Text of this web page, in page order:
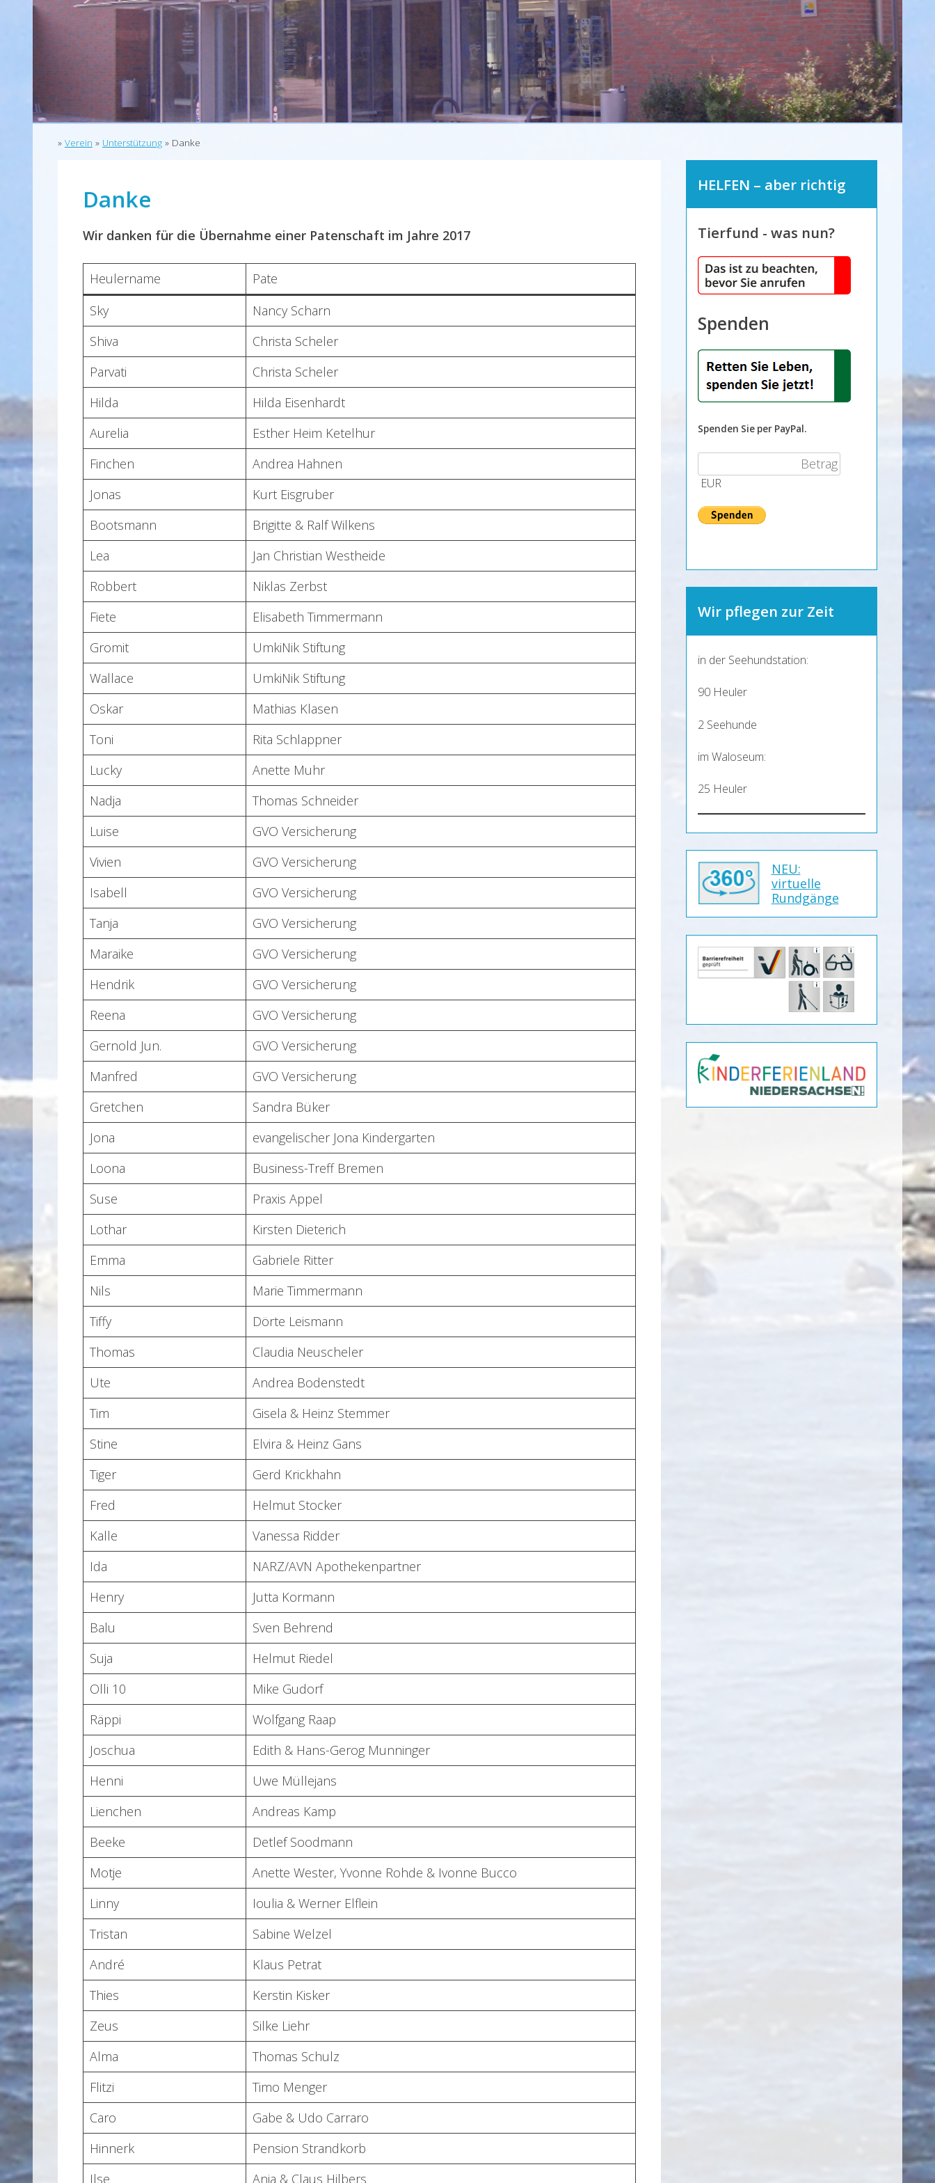
» Verein » Unterstützung » Danke
Danke
Wir danken für die Übernahme einer Patenschaft im Jahre 2017
Heulername
Pate
Sky
Nancy Scharn
Shiva
Christa Scheler
Parvati
Christa Scheler
Hilda
Hilda Eisenhardt
Aurelia
Esther Heim Ketelhur
Finchen
Andrea Hahnen
Jonas
Kurt Eisgruber
Bootsmann
Brigitte & Ralf Wilkens
Lea
Jan Christian Westheide
Robbert
Niklas Zerbst
Fiete
Elisabeth Timmermann
Gromit
UmkiNik Stiftung
Wallace
UmkiNik Stiftung
Oskar
Mathias Klasen
Toni
Rita Schlappner
Lucky
Anette Muhr
Nadja
Thomas Schneider
Luise
GVO Versicherung
Vivien
GVO Versicherung
Isabell
GVO Versicherung
Tanja
GVO Versicherung
Maraike
GVO Versicherung
Hendrik
GVO Versicherung
Reena
GVO Versicherung
Gernold Jun.
GVO Versicherung
Manfred
GVO Versicherung
Gretchen
Sandra Büker
Jona
evangelischer Jona Kindergarten
Loona
Business-Treff Bremen
Suse
Praxis Appel
Lothar
Kirsten Dieterich
Emma
Gabriele Ritter
Nils
Marie Timmermann
Tiffy
Dörte Leismann
Thomas
Claudia Neuscheler
Ute
Andrea Bodenstedt
Tim
Gisela & Heinz Stemmer
Stine
Elvira & Heinz Gans
Tiger
Gerd Krickhahn
Fred
Helmut Stocker
Kalle
Vanessa Ridder
Ida
NARZ/AVN Apothekenpartner
Henry
Jutta Kormann
Balu
Sven Behrend
Suja
Helmut Riedel
Olli 10
Mike Gudorf
Räppi
Wolfgang Raap
Joschua
Edith & Hans-Gerog Munninger
Henni
Uwe Müllejans
Lienchen
Andreas Kamp
Beeke
Detlef Soodmann
Motje
Anette Wester, Yvonne Rohde & Ivonne Bucco
Linny
Ioulia & Werner Elflein
Tristan
Sabine Welzel
André
Klaus Petrat
Thies
Kerstin Kisker
Zeus
Silke Liehr
Alma
Thomas Schulz
Flitzi
Timo Menger
Caro
Gabe & Udo Carraro
Hinnerk
Pension Strandkorb
Ilse
Anja & Claus Hilbers
HELFEN – aber richtig
Tierfund - was nun?
Spenden
Spenden Sie per PayPal.
EUR
Wir pflegen zur Zeit
in der Seehundstation:
90 Heuler
2 Seehunde
im Waloseum:
25 Heuler
NEU:
virtuelle
Rundgänge